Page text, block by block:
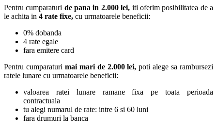
Pentru cumparaturi de pana in 2.000 lei, iti oferim posibilitatea de a
le achita in 4 rate fixe, cu urmatoarele beneficii:
0% dobanda
4 rate egale
fara emitere card
Pentru cumparaturi mai mari de 2.000 lei, poti alege sa rambursezi
ratele lunare cu urmatoarele beneficii:
valoarea ratei lunare ramane fixa pe toata perioada
contractuala
tu alegi numarul de rate: intre 6 si 60 luni
fara drumuri la banca